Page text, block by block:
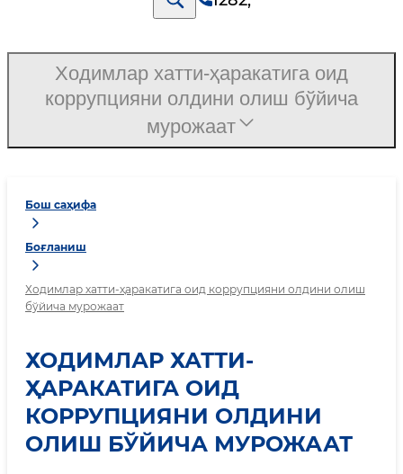
Бош саҳифа
Боғланиш
Ходимлар хатти-ҳаракатига оид коррупцияни олдини олиш
бўйича мурожаат
ХОДИМЛАР ХАТТИ-
ҲАРАКАТИГА ОИД
КОРРУПЦИЯНИ ОЛДИНИ
ОЛИШ БЎЙИЧА МУРОЖААТ
Ходимлар хатти-ҳаракатига оид
коррупцияни олдини олиш бўйича
мурожаат